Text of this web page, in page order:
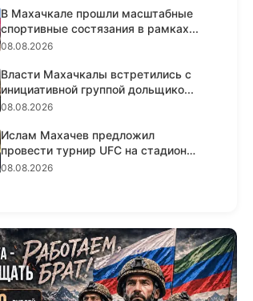
В Махачкале прошли масштабные
спортивные состязания в рамках...
08.08.2026
Власти Махачкалы встретились с
инициативной группой дольщико...
08.08.2026
Ислам Махачев предложил
провести турнир UFC на стадионе
«Дин...
08.08.2026